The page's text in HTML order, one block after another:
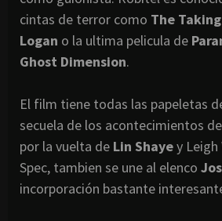
cintas de terror como The
Logan o la ultima pelicula de
Ghost Dimension.
El film tiene todas las papeletas
secuela de los acontecimientos
por la vuelta de Lin Shayey Leigh
Spec, tambien se une al elenco
incorporación bastante